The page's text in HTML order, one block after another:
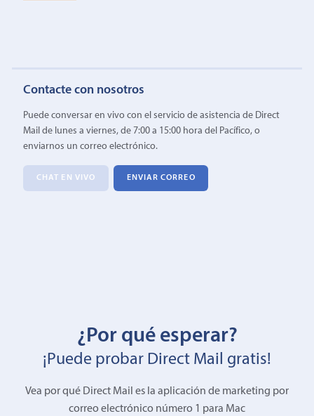
Contacte con nosotros
Puede conversar en vivo con el servicio de asistencia de Direct
Mail de lunes a viernes, de 7:00 a 15:00 hora del Pacífico, o
enviarnos un correo electrónico.
CHAT EN VIVO ENVIAR CORREO
¿Por qué esperar?
¡Puede probar Direct Mail gratis!
Vea por qué Direct Mail es la aplicación de marketing por
correo electrónico número 1 para Mac